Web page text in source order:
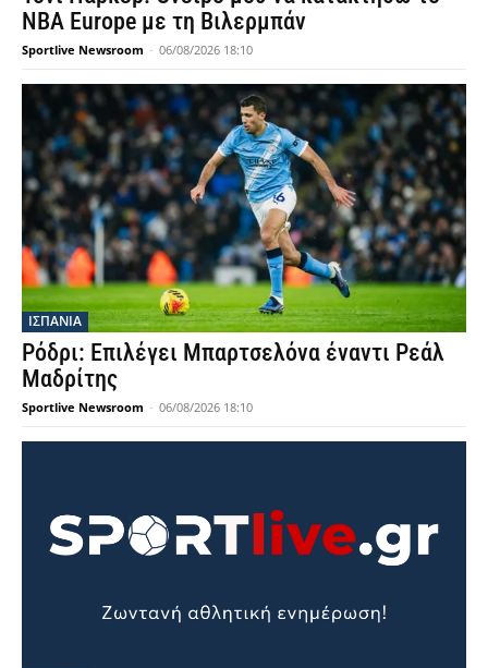
NBA Europe με τη Βιλερμπάν
Sportlive Newsroom - 06/08/2026 18:10
ΙΣΠΑΝΙΑ
Ρόδρι: Επιλέγει Μπαρτσελόνα έναντι Ρεάλ
Μαδρίτης
Sportlive Newsroom - 06/08/2026 18:10